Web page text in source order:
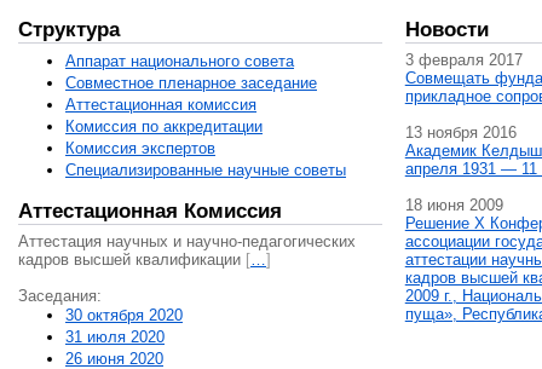
Структура
Аппарат национального совета
Совместное пленарное заседание
Аттестационная комисcия
Комиссия по аккредитации
Комиссия экспертов
Специализированные научные советы
Аттестационная Комиссия
Аттестация научных и научно-педагогических
кадров высшей квалификации […]
Заседания:
30 октября 2020
31 июля 2020
26 июня 2020
Новости
3 февраля 2017
Совмещать
прикладное
13 ноября 2016
Академик
апреля 1931 — 11
18 июня 2009
Решение X
ассоциации
аттестации
кадров высшей
2009 г.,
пуща»,